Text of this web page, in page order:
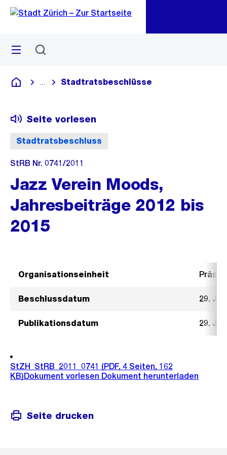
Navigation
Sprunglink
Menü
Deutsch
Blende alle Breadcrumbs ein
Stadtratsbeschlüsse
Stadtratsbeschluss
Seite vorlesen
StRB Nr. 0741/2011
Jazz Verein Moods,
Jahresbeiträge 2012 bis
2015
Organisationseinheit
Beschlussdatum 29.
Publikationsdatum 29.
StZH_StRB_2011_0741 (PDF, 4 Seiten, 162
KB)Dokument vorlesen Dokument herunterladen
Seite drucken